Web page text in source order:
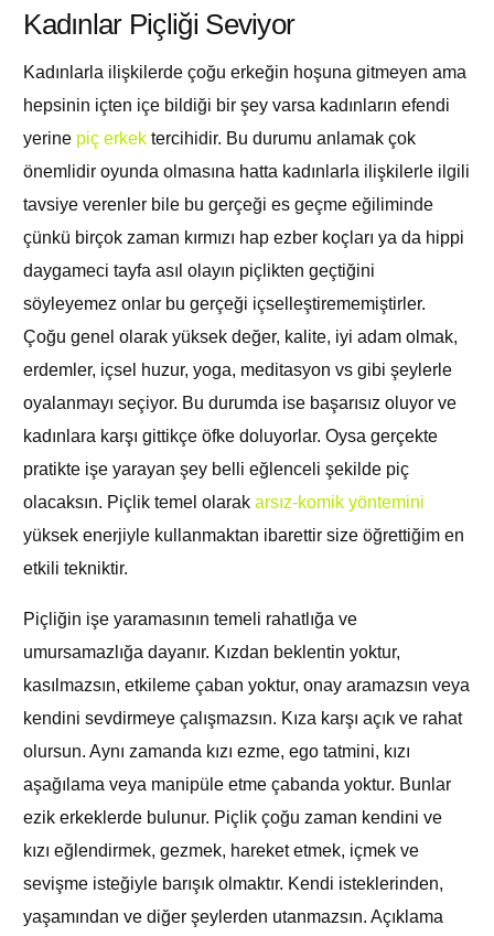
Kadınlar Piçliği Seviyor
Kadınlarla ilişkilerde çoğu erkeğin hoşuna gitmeyen ama
hepsinin içten içe bildiği bir şey varsa kadınların efendi
yerine piç erkek tercihidir. Bu durumu anlamak çok
önemlidir oyunda olmasına hatta kadınlarla ilişkilerle ilgili
tavsiye verenler bile bu gerçeği es geçme eğiliminde
çünkü birçok zaman kırmızı hap ezber koçları ya da hippi
daygameci tayfa asıl olayın piçlikten geçtiğini
söyleyemez onlar bu gerçeği içselleştirememiştirler.
Çoğu genel olarak yüksek değer, kalite, iyi adam olmak,
erdemler, içsel huzur, yoga, meditasyon vs gibi şeylerle
oyalanmayı seçiyor. Bu durumda ise başarısız oluyor ve
kadınlara karşı gittikçe öfke doluyorlar. Oysa gerçekte
pratikte işe yarayan şey belli eğlenceli şekilde piç
olacaksın. Piçlik temel olarakarsız-komik yöntemini
yüksek enerjiyle kullanmaktan ibarettir size öğrettiğim en
etkili tekniktir.
Piçliğin işe yaramasının temeli rahatlığa ve
umursamazlığa dayanır. Kızdan beklentin yoktur,
kasılmazsın, etkileme çaban yoktur, onay aramazsın veya
kendini sevdirmeye çalışmazsın. Kıza karşı açık ve rahat
olursun. Aynı zamanda kızı ezme, ego tatmini, kızı
aşağılama veya manipüle etme çabanda yoktur. Bunlar
ezik erkeklerde bulunur. Piçlik çoğu zaman kendini ve
kızı eğlendirmek, gezmek, hareket etmek, içmek ve
sevişme isteğiyle barışık olmaktır. Kendi isteklerinden,
yaşamından ve diğer şeylerden utanmazsın. Açıklama